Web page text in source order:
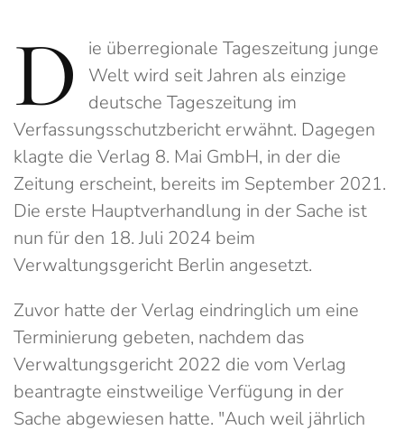
D
ie überregionale Tageszeitung junge
Welt wird seit Jahren als einzige
deutsche Tageszeitung im
Verfassungsschutzbericht erwähnt. Dagegen
klagte die Verlag 8. Mai GmbH, in der die
Zeitung erscheint, bereits im September 2021.
Die erste Hauptverhandlung in der Sache ist
nun für den 18. Juli 2024 beim
Verwaltungsgericht Berlin angesetzt.
Zuvor hatte der Verlag eindringlich um eine
Terminierung gebeten, nachdem das
Verwaltungsgericht 2022 die vom Verlag
beantragte einstweilige Verfügung in der
Sache abgewiesen hatte. "Auch weil jährlich